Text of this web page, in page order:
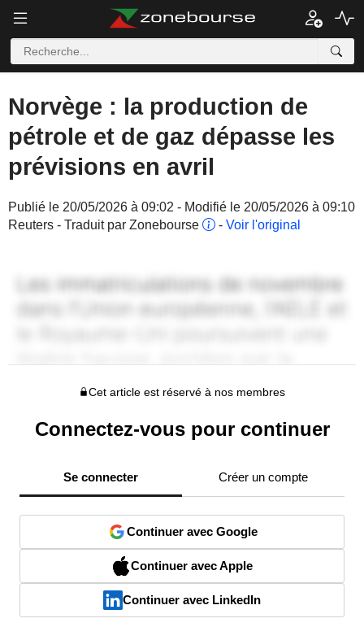
Norvège : la production de
pétrole et de gaz dépasse les
prévisions en avril
Publié le 20/05/2026 à 09:02 - Modifié le 20/05/2026 à 09:10
Reuters - Traduit par Zonebourse
- Voir l'original
Cet article est réservé à nos membres
Connectez-vous pour continuer
Se connecter Créer un compte
Continuer avec Google
Continuer avec Apple
Continuer avec LinkedIn